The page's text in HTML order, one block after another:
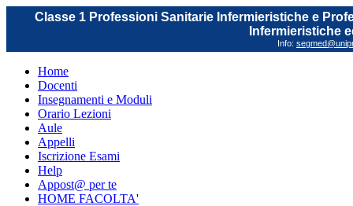
Classe 1 Professioni Sanitarie Infermieristiche e
Infermieristiche
Info:
Home
Docenti
Insegnamenti e Moduli
Orario Lezioni
Aule
Appelli
Iscrizione Esami
Help
Appost@ per te
HOME FACOLTA'